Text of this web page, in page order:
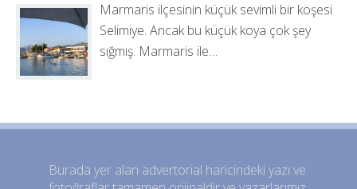
Marmaris ilçesinin küçük sevimli bir köşesi
Selimiye. Ancak bu küçük koya çok şey
sığmış. Marmaris ile…
Burada yer alan advertorial haricindeki yazı ve